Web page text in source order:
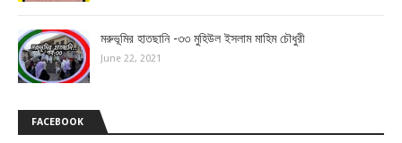
মরুভূমির হাতছানি -৩৩ মুহিউল ইসলাম মাহিম চৌধুরী
June 22, 2021
FACEBOOK